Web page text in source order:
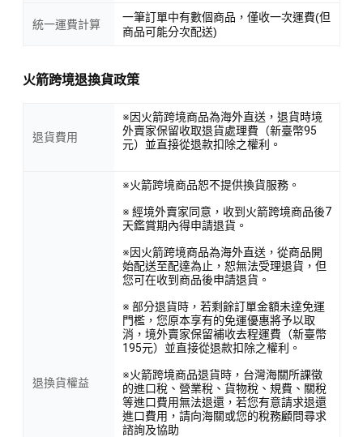
統一運費計算
一筆訂單中有數個商品，僅收一次運費(但
商品可能分次配送)
火箭跨境退換貨政策
退貨費用
※因火箭跨境商品為海外直送，退貨時境
外賣家保留收取退貨處理費（新臺幣95
元）並直接從退款扣除之權利。
退換貨權益
※火箭跨境商品恕不提供換貨服務。
※ 經境外賣家同意，收到火箭跨境商品後7
天鑑賞期內得申請退貨。
※因火箭跨境商品為海外直送，從商品開
始配送至配達為止，恕無法受理退貨，但
您可在收到商品後申請退貨。
※ 部分退貨時，若剩餘訂單金額未達免運
門檻，您原本享有的免運優惠將予以取
消，境外賣家保留補收去程運費（新臺幣
195元）並直接從退款扣除之權利。
※火箭跨境商品退貨時，台灣海關所課徵
的進口稅、營業稅、貨物稅、規費、關稅
等進口費用無法退還，若您有意請求退還
進口費用，請向海關或您的稅務顧問尋求
諮詢及協助